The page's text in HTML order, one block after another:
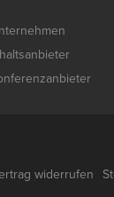
widerrufen